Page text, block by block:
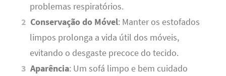
problemas respiratórios.
Conservação do Móvel: Manter os estofados
limpos prolonga a vida útil dos móveis,
evitando o desgaste precoce do tecido.
Aparência: Um sofá limpo e bem cuidado